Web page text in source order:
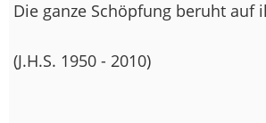
Die ganze Schöpfung beruht auf
(J.H.S. 1950 - 2010)